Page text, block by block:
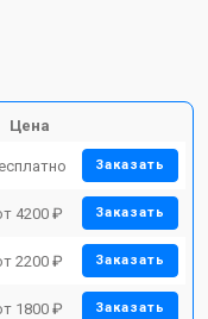
Цена
Заказать
4200 ₽ Заказать
2200 ₽ Заказать
1800 ₽ Заказать